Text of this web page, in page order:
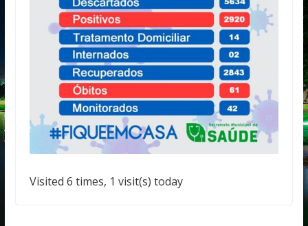
Visited 6 times, 1 visit(s) today